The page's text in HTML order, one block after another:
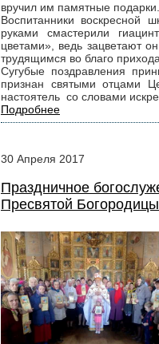
вручил им памятные подарки.
Воспитанники воскресной
руками смастерили
цветами», ведь зацветают
трудящимся во благо
Сугубые поздравления
признан святыми отцами
настоятель со словами
Подробнее
30 Апреля 2017
Праздничное
Пресвятой